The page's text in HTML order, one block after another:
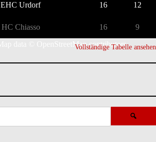
OpenStreetMapcontributors
EHC Urdorf 16 12
HC Chiasso 16 9
Vollständige Tabelle ansehen
Suchen
nach: